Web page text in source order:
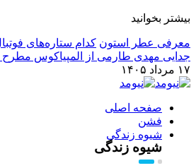
بیشتر بخوانید
معرفی عطر استون کدام ستاره‌های
جدایی مهدی طارمی از المپیاکوس
۱۷ مرداد ۱۴۰۵
صفحه اصلی
فشن
شیوه زندگی
شیوه زندگی